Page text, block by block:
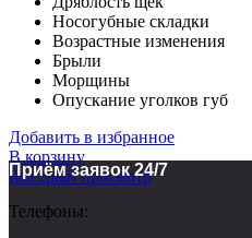
Носогубные складки
Возрастные изменения
Брыли
Морщины
Опускание уголков губ
Добавить в избранное
В корзину
Быстрый просмотр
Приём заявок 24/7
Телефоны: